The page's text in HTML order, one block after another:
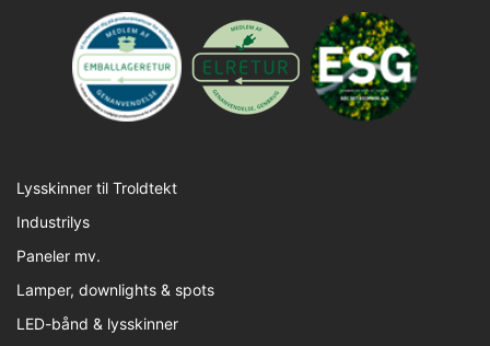
Lysskinner til Troldtekt
Industrilys
Paneler mv.
Lamper, downlights & spots
LED-bånd & lysskinner